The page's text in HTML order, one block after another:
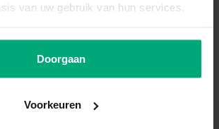
van uw gebruik van hun services.
Doorgaan
Voorkeuren